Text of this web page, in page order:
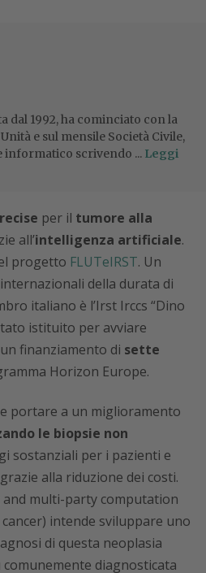
dal 1992, ha cominciato con la
e sul mensile Società Civile,
informatico scrivendo ... Leggi
per il tumore alla
all’intelligenza artificiale.
progetto FLUTeIRST. Un
della durata di
italiano è l’Irst Irccs “Dino
istituito per avviare
finanziamento di sette
Horizon Europe.
portare a un miglioramento
le biopsie non
sostanziali per i pazienti e
alla riduzione dei costi.
and multi-party computation
intende sviluppare uno
di questa neoplasia
comunemente diagnosticata